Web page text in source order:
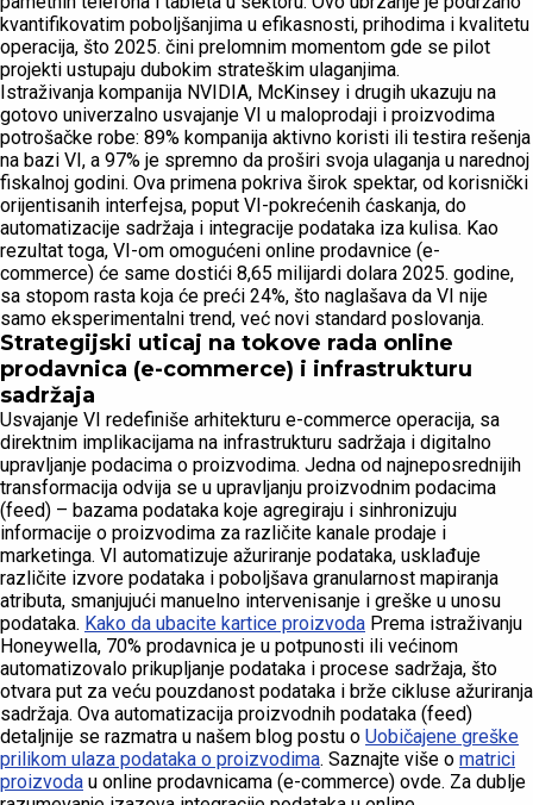
kvantifikovatim poboljšanjima u efikasnosti, prihodima i kvalitetu
operacija, što 2025. čini prelomnim momentom gde se pilot
projekti ustupaju dubokim strateškim ulaganjima.
Istraživanja kompanija NVIDIA, McKinsey i drugih ukazuju na
gotovo univerzalno usvajanje VI u maloprodaji i proizvodima
potrošačke robe: 89% kompanija aktivno koristi ili testira rešenja
na bazi VI, a 97% je spremno da proširi svoja ulaganja u narednoj
fiskalnoj godini. Ova primena pokriva širok spektar, od korisnički
orijentisanih interfejsa, poput VI-pokrećenih ćaskanja, do
automatizacije sadržaja i integracije podataka iza kulisa. Kao
rezultat toga, VI-om omogućeni online prodavnice (e-
commerce) će same dostići 8,65 milijardi dolara 2025. godine,
sa stopom rasta koja će preći 24%, što naglašava da VI nije
samo eksperimentalni trend, već novi standard poslovanja.
Strategijski uticaj na tokove rada online
prodavnica (e-commerce) i infrastrukturu
sadržaja
Usvajanje VI redefiniše arhitekturu e-commerce operacija, sa
direktnim implikacijama na infrastrukturu sadržaja i digitalno
upravljanje podacima o proizvodima. Jedna od najneposrednijih
transformacija odvija se u upravljanju proizvodnim podacima
(feed) – bazama podataka koje agregiraju i sinhronizuju
informacije o proizvodima za različite kanale prodaje i
marketinga. VI automatizuje ažuriranje podataka, usklađuje
različite izvore podataka i poboljšava granularnost mapiranja
atributa, smanjujući manuelno intervenisanje i greške u unosu
podataka. Kako da ubacite kartice proizvoda Prema istraživanju
Honeywella, 70% prodavnica je u potpunosti ili većinom
automatizovalo prikupljanje podataka i procese sadržaja, što
otvara put za veću pouzdanost podataka i brže cikluse ažuriranja
sadržaja. Ova automatizacija proizvodnih podataka (feed)
detaljnije se razmatra u našem blog postu o Uobičajene greške
prilikom ulaza podataka o proizvodima. Saznajte više o matrici
proizvoda u online prodavnicama (e-commerce) ovde. Za dublje